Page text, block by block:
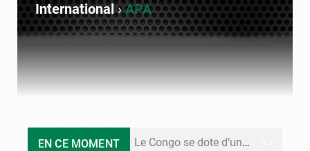
International›APA
EN CE MOMENT Le Congo se dote d’un programme national pour valoriser les produits forestiers non ligneux